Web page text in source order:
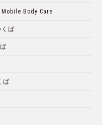
Body Care
ば
ば